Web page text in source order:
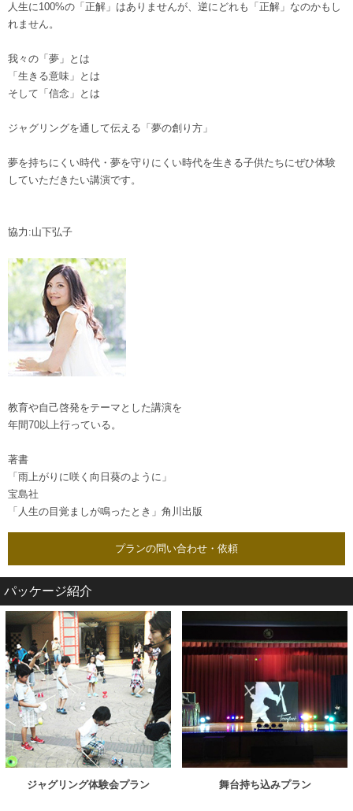
人生に100%の「正解」はありませんが、逆にどれも「正解」なのかもし
れません。
我々の「夢」とは
「生きる意味」とは
そして「信念」とは
ジャグリングを通して伝える「夢の創り方」
夢を持ちにくい時代・夢を守りにくい時代を生きる子供たちにぜひ体験
していただきたい講演です。
協力:山下弘子
教育や自己啓発をテーマとした講演を
年間70以上行っている。
著書
「雨上がりに咲く向日葵のように」
宝島社
「人生の目覚ましが鳴ったとき」角川出版
プランの問い合わせ・依頼
パッケージ紹介
ジャグリング体験会プラン 舞台持ち込みプラン